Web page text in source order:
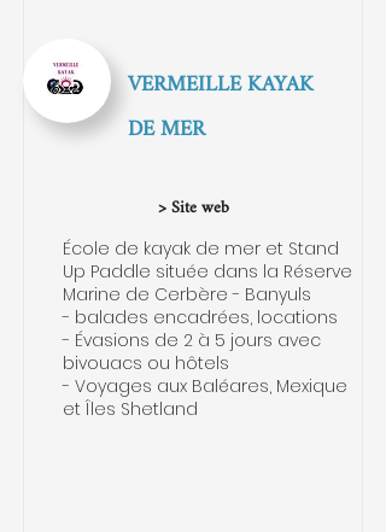
École de kayak de mer et Stand
Up Paddle située dans la Réserve
Marine de Cerbère - Banyuls
- balades encadrées, locations
- Évasions de 2 à 5 jours avec
bivouacs ou hôtels
- Voyages aux Baléares, Mexique
et Îles Shetland
> Site web
VERMEILLE KAYAK
DE MER